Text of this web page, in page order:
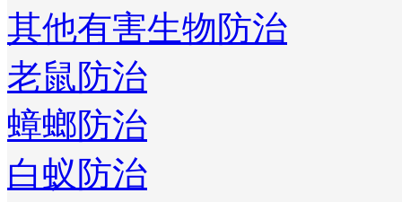
其他有害生物防治
老鼠防治
蟑螂防治
白蚁防治